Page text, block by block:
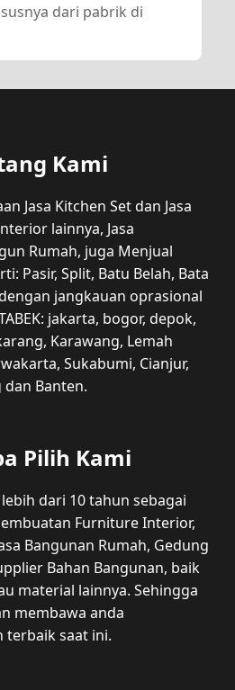
dari pabrik di
Kami
Jasa Kitchen Set dan Jasa
lainnya, Jasa
Rumah, juga Menjual
Pasir, Split, Batu Belah, Bata
jangkauan oprasional
jakarta, bogor, depok,
Karawang, Lemah
Sukabumi, Cianjur,
dan Banten.
Pilih Kami
dari 10 tahun sebagai
Furniture Interior,
Bangunan Rumah, Gedung
Bahan Bangunan, baik
material lainnya. Sehingga
membawa anda
terbaik saat ini.